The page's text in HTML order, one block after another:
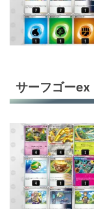
サーフゴーex